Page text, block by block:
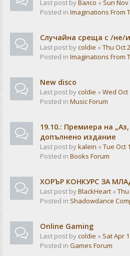
Last post byВалсо « Sun Nov
Posted in Imaginations From
Случайна среща с /не/
Last post bycoldie « Thu Oct
Posted in Imaginations From
New disco
Last post bycoldie « Wed Oct
Posted in Music Forum
19.10.: Премиера на
допълнено издание
Last post bykalein « Tue Oct
Posted in Books Forum
ХОРЪР КОНКУРС ЗА
Last post byBlackHeart « Thu
Posted in Shadowdance
Online Gaming
Last post bycoldie « Sat Apr
Posted in Games Forum